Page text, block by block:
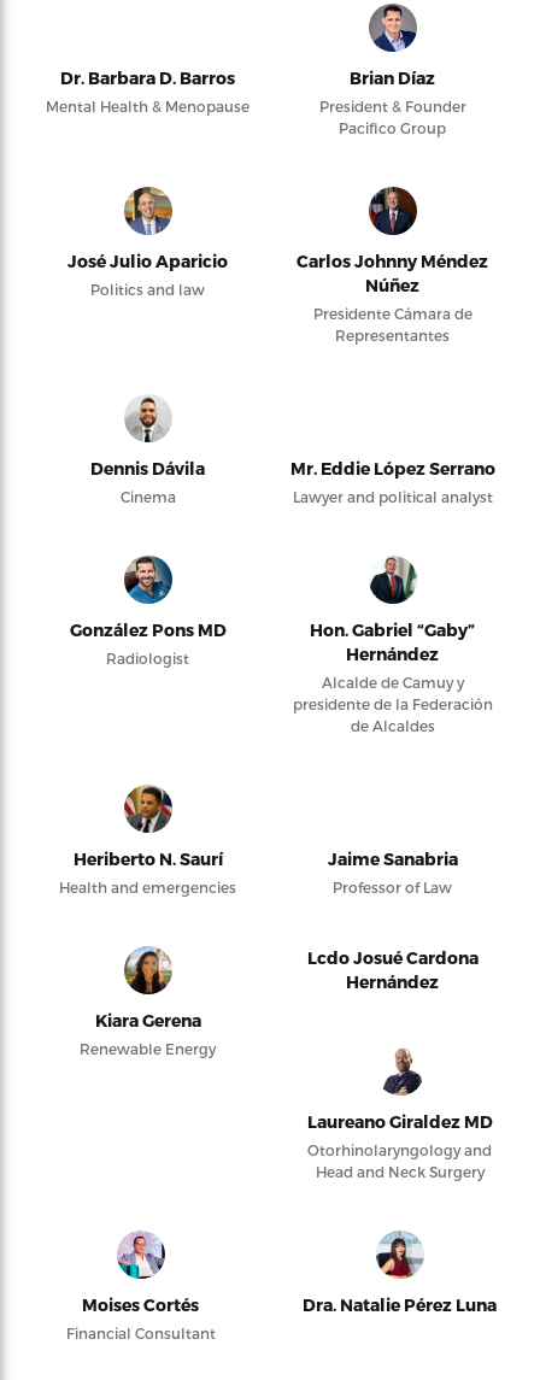
Dr. Barbara D. Barros
Mental Health & Menopause
Brian Díaz
President & Founder
Pacifico Group
José Julio Aparicio
Politics and law
Carlos Johnny Méndez
Núñez
Presidente Cámara de
Representantes
Dennis Dávila
Cinema
Mr. Eddie López Serrano
Lawyer and political analyst
González Pons MD
Radiologist
Hon. Gabriel “Gaby”
Hernández
Alcalde de Camuy y
presidente de la Federación
de Alcaldes
Heriberto N. Saurí
Health and emergencies
Jaime Sanabria
Professor of Law
Kiara Gerena
Renewable Energy
Lcdo Josué Cardona
Hernández
Laureano Giraldez MD
Otorhinolaryngology and
Head and Neck Surgery
Moises Cortés
Financial Consultant
Dra. Natalie Pérez Luna